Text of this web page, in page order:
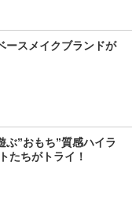
ースメイクブランドが
ぶ”おもち”質感ハイラ
たちがトライ！